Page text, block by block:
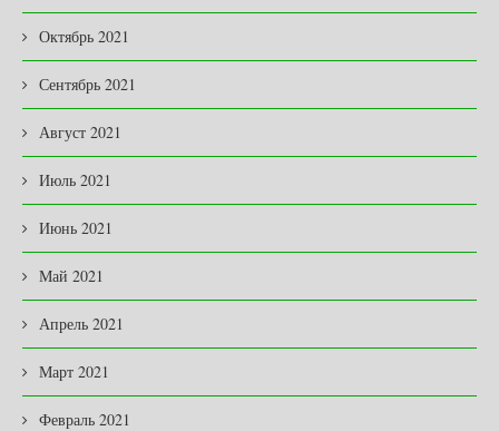
Октябрь 2021
Сентябрь 2021
Август 2021
Июль 2021
Июнь 2021
Май 2021
Апрель 2021
Март 2021
Февраль 2021